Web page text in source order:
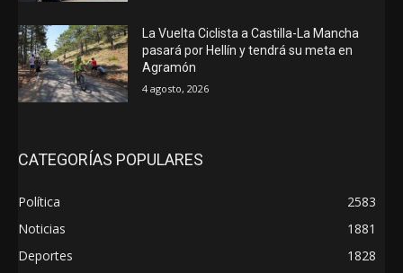
La Vuelta Ciclista a Castilla-La Mancha
pasará por Hellín y tendrá su meta en
Agramón
4 agosto, 2026
CATEGORÍAS POPULARES
Política
2583
Noticias
1881
Deportes
1828